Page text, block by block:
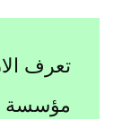
تعرف
مؤسسة